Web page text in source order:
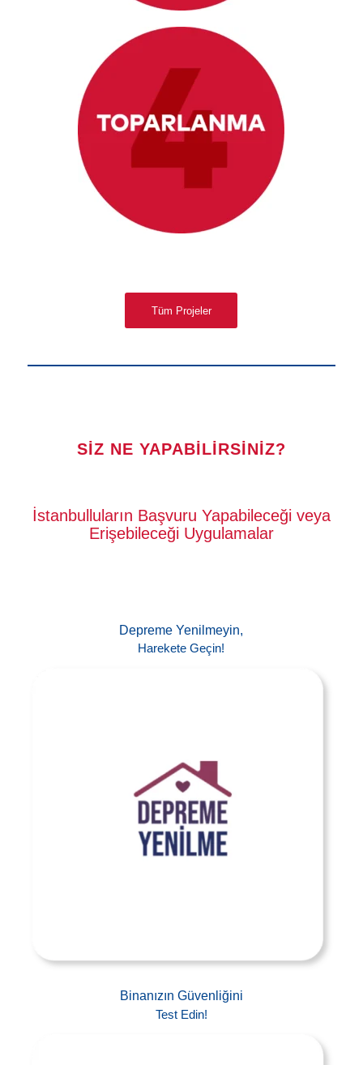
Tüm Projeler
SİZ NE YAPABİLİRSİNİZ?
İstanbulluların Başvuru Yapabileceği veya
Erişebileceği Uygulamalar
Depreme Yenilmeyin,
Harekete Geçin!
Binanızın Güvenliğini
Test Edin!